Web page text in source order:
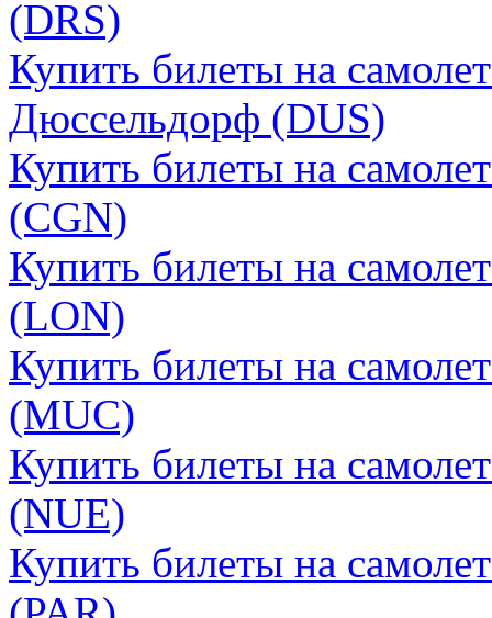
(DRS)
Купить билеты на
Дюссельдорф (DUS)
Купить билеты на
(CGN)
Купить билеты на
(LON)
Купить билеты на
(MUC)
Купить билеты на
(NUE)
Купить билеты на